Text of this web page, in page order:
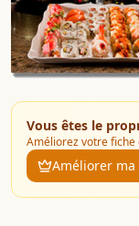
Vous êtes le
Améliorez votre
Améliorer ma